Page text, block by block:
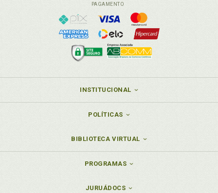
PAGAMENTO
INSTITUCIONAL
POLÍTICAS
BIBLIOTECA VIRTUAL
PROGRAMAS
JURUÁDOCS